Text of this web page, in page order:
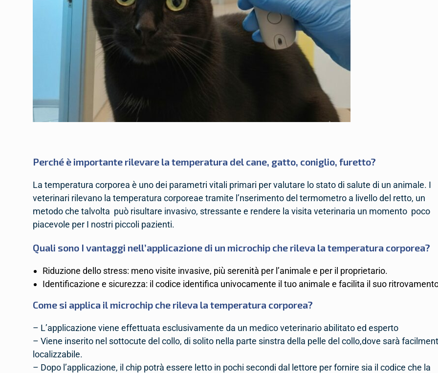
Perché è importante rilevare la temperatura del cane, gatto, coniglio, furetto?
La temperatura corporea è uno dei parametri vitali primari per valutare lo stato di salute di un animale. I
veterinari rilevano la temperatura corporeae tramite l’nserimento del termometro a livello del retto, un
metodo che talvolta può risultare invasivo, stressante e rendere la visita veterinaria un momento poco
piacevole per I nostri piccoli pazienti.
Quali sono I vantaggi nell’applicazione di un microchip che rileva la temperatura corporea?
Riduzione dello stress: meno visite invasive, più serenità per l’animale e per il proprietario.
Identificazione e sicurezza: il codice identifica univocamente il tuo animale e facilita il suo
Come si applica il microchip che rileva la temperatura corporea?
– L’applicazione viene effettuata esclusivamente da un medico veterinario abilitato ed esperto
– Viene inserito nel sottocute del collo, di solito nella parte sinstra della pelle del collo,dove sarà
localizzabile.
– Dopo l’applicazione, il chip potrà essere letto in pochi secondi dal lettore per fornire sia il codice che la